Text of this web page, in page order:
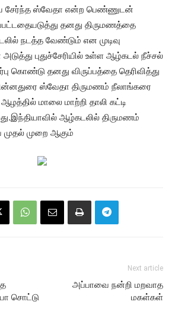
சேர்ந்த ஸ்வேதா என்ற பெண்ணுடன்
தனது திருமணத்தை
நடத்த வேண்டும் என முடிவு
புதுச்சேரியில் உள்ள ஆழ்கடல் நீச்சல்
கொண்டு தனது விருப்பத்தை தெரிவித்து
ஸ்வேதா திருமணம் நீலாங்கரை
மாலை மாற்றி தாலி கட்டி
ஆழ்கடலில் திருமணம்
முதல் முறை ஆகும்
சொட்டு
Next article
அப்பாவை நன்றி மறவாத
மகள்கள்